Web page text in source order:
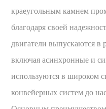
краеугольным камнем
благодаря своей
двигатели выпускаются в
включая асинхронные и
используются в широком
конвейерных систем до